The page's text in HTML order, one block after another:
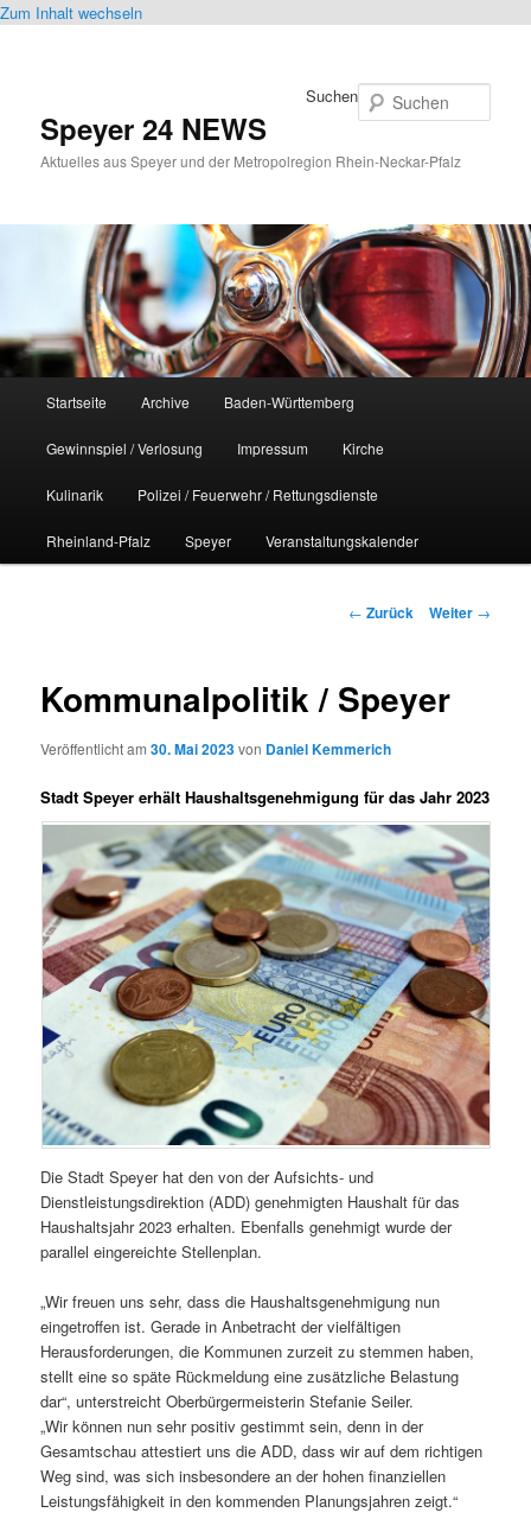
Zum Inhalt wechseln
Speyer 24 NEWS
Aktuelles aus Speyer und der Metropolregion Rhein-Neckar-Pfalz
Suchen
Startseite Archive Baden-Württemberg
Gewinnspiel / Verlosung Impressum Kirche
Kulinarik Polizei / Feuerwehr / Rettungsdienste
Rheinland-Pfalz Speyer Veranstaltungskalender
Beitrags-
← Zurück Weiter →
Kommunalpolitik / Speyer
Veröffentlicht am30. Mai 2023von Daniel Kemmerich
Stadt Speyer erhält Haushaltsgenehmigung für das Jahr 2023
Die Stadt Speyer hat den von der Aufsichts- und
Dienstleistungsdirektion (ADD) genehmigten Haushalt für das
Haushaltsjahr 2023 erhalten. Ebenfalls genehmigt wurde der
parallel eingereichte Stellenplan.
„Wir freuen uns sehr, dass die Haushaltsgenehmigung nun
eingetroffen ist. Gerade in Anbetracht der vielfältigen
Herausforderungen, die Kommunen zurzeit zu stemmen haben,
stellt eine so späte Rückmeldung eine zusätzliche Belastung
dar“, unterstreicht Oberbürgermeisterin Stefanie Seiler.
„Wir können nun sehr positiv gestimmt sein, denn in der
Gesamtschau attestiert uns die ADD, dass wir auf dem richtigen
Weg sind, was sich insbesondere an der hohen finanziellen
Leistungsfähigkeit in den kommenden Planungsjahren zeigt.“